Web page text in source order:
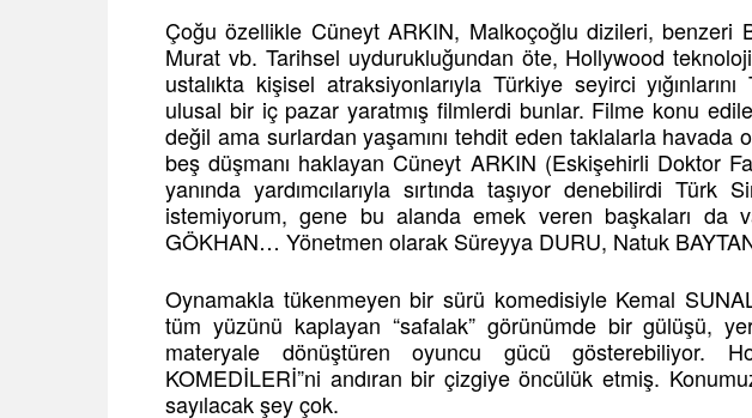
Çoğu özellikle Cüneyt ARKIN, Malkoçoğlu dizileri, benzeri
Murat vb. Tarihsel uydurukluğundan öte, Hollywood
ustalıkta kişisel atraksiyonlarıyla Türkiye seyirci
ulusal bir iç pazar yaratmış filmlerdi bunlar. Filme konu
değil ama surlardan yaşamını tehdit eden taklalarla havada
beş düşmanı haklayan Cüneyt ARKIN (Eskişehirli Doktor
yanında yardımcılarıyla sırtında taşıyor denebilirdi Türk
istemiyorum, gene bu alanda emek veren başkaları da
GÖKHAN… Yönetmen olarak Süreyya DURU, Natuk
Oynamakla tükenmeyen bir sürü komedisiyle Kemal
tüm yüzünü kaplayan “safalak” görünümde bir gülüşü,
materyale dönüştüren oyuncu gücü gösterebiliyor.
KOMEDİLERİ”ni andıran bir çizgiye öncülük etmiş.
sayılacak şey çok.